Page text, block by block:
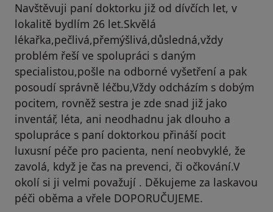
Navštěvuji paní doktorku již od dívčích let, v
lokalitě bydlím 26 let.Skvělá
lékařka,pečlivá,přemýšlivá,důsledná,vždy
problém řeší ve spolupráci s daným
specialistou,pošle na odborné vyšetření a pak
posoudí správně léčbu,Vždy odcházím s dobým
pocitem, rovněž sestra je zde snad již jako
inventář, léta, ani neodhadnu jak dlouho a
spolupráce s paní doktorkou přináší pocit
luxusní péče pro pacienta, není neobvyklé, že
zavolá, když je čas na prevenci, či očkování.V
okolí si ji velmi považují . Děkujeme za laskavou
péči oběma a vřele DOPORUČUJEME.